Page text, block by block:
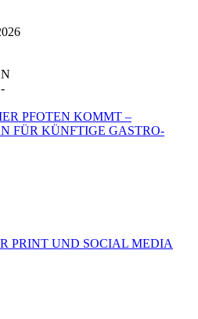
PFOTEN KOMMT –
FÜR KÜNFTIGE GASTRO-
PRINT UND SOCIAL MEDIA